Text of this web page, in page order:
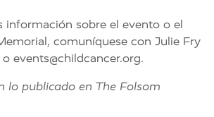
información sobre el evento o el
comuníquese con Julie Fry
events@childcancer.org.
lo publicado en The Folsom